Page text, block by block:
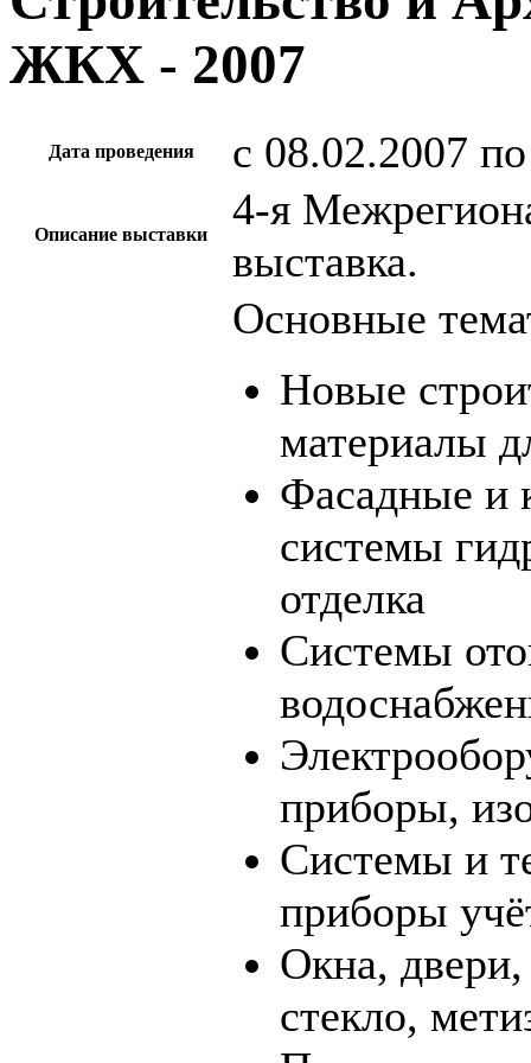
ЖКХ - 2007
Дата проведения c 08.02.2007
Описание выставки
4-я
выставка.
Основные
Новые
материалы
Фасадные и
системы
отделка
Системы
приборы,
Системы и
приборы
Окна,
стекло,